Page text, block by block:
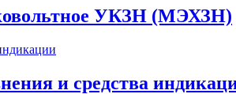
УКЗН (МЭХЗН)
и средства